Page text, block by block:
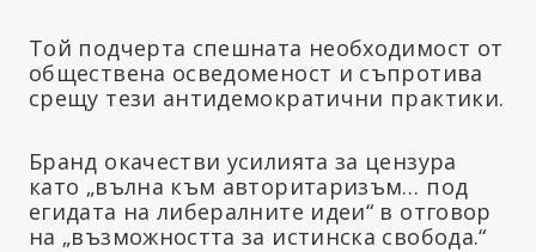
Той подчерта спешната необходимост от
обществена осведоменост и съпротива
срещу тези антидемократични практики.
Бранд окачестви усилията за цензура
като „вълна към авторитаризъм… под
егидата на либералните идеи“ в отговор
на „възможността за истинска свобода.“